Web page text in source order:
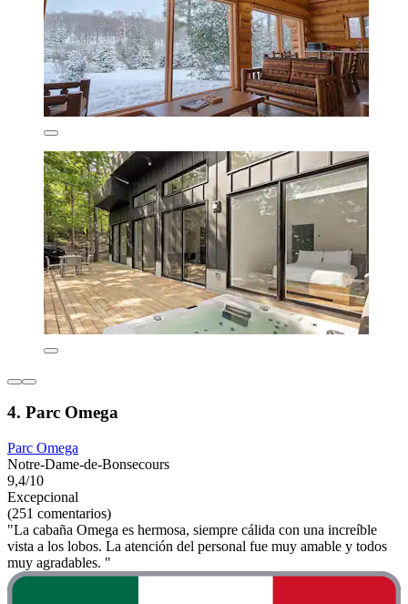
4. Parc Omega
Parc Omega
Notre-Dame-de-Bonsecours
9,4/10
Excepcional
(251 comentarios)
"La cabaña Omega es hermosa, siempre cálida con una increíble
vista a los lobos. La atención del personal fue muy amable y todos
muy agradables. "